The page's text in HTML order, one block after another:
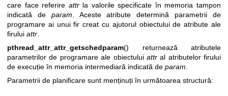
care face referire attrla valorile specificate în memoria tampon
indicată de param . Aceste atribute determină parametrii de
programare ai unui fir creat cu ajutorul obiectului de atribute ale
firului attr
pthread_attr_attr_getschedparam() returnează atributele
parametrilor de programare ale obiectului attral atributelor firului
de execuție în memoria intermediară indicată de param
Parametrii de planificare sunt menținuți în următoarea structură: